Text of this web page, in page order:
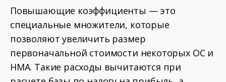
Повышающие коэффициенты — это
специальные множители, которые
позволяют увеличить размер
первоначальной стоимости некоторых ОС и
НМА. Такие расходы вычитаются при